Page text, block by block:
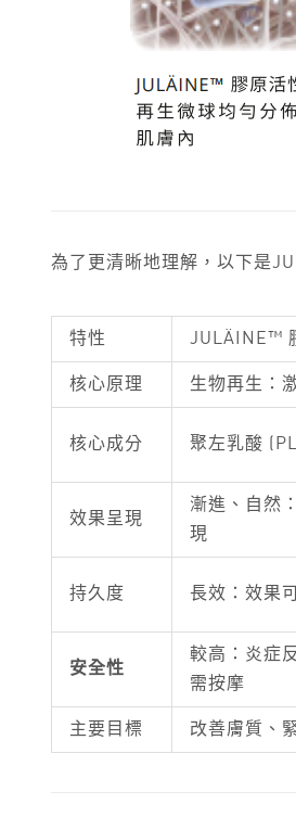
為了更清晰地理解，以下是
特性 JULÄINE™
核心原理 生物再生：
核心成分 聚左乳酸
效果呈現
漸進、自然
現
持久度 長效：效果
安全性
較高：炎症
需按摩
主要目標 改善膚質、